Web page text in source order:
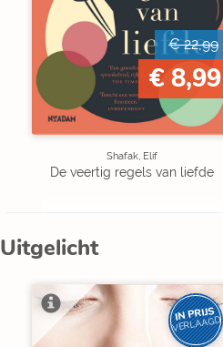
€ 22,99
€ 8,99
Shafak, Elif
De veertig regels van liefde
Uitgelicht
IN PRIJS
VERLAAGD